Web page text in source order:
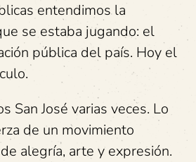
entendimos la
se estaba jugando: el
pública del país. Hoy el
San José varias veces. Lo
de un movimiento
alegría, arte y expresión.